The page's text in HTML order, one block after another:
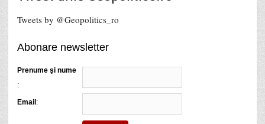
Tweets by @Geopolitics_ro
Abonare newsletter
Prenume şi nume
:
Email: